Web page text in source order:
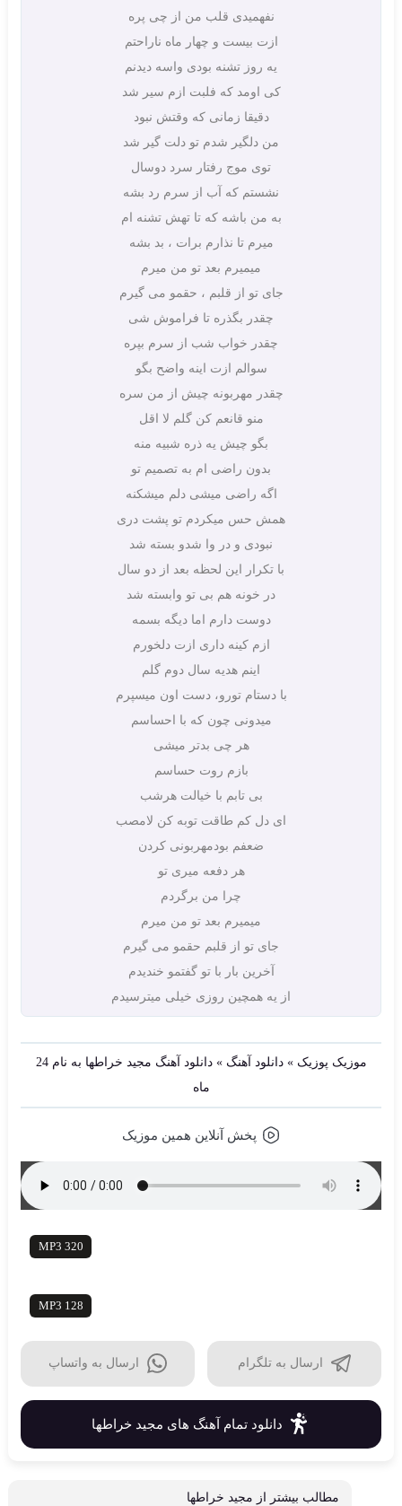
نفهمیدی قلب من از چی پره
ازت بیست و چهار ماه ناراحتم
یه روز تشنه بودی واسه دیدنم
کی اومد که فلبت ازم سیر شد
دقیقا زمانی که وقتش نبود
من دلگیر شدم تو دلت گیر شد
توی موج رفتار سرد دوسال
نشستم که آب از سرم رد بشه
به من باشه که تا تهش تشنه ام
میرم تا نذارم برات ، بد بشه
میمیرم بعد تو من میرم
جای تو از قلبم ، حقمو می گیرم
چقدر بگذره تا فراموش شی
چقدر خواب شب از سرم بپره
سوالم ازت اینه واضح بگو
چقدر مهربونه چیش از من سره
منو قانعم کن گلم لا اقل
بگو چیش یه ذره شبیه منه
بدون راضی ام به تصمیم تو
اگه راضی میشی دلم میشکنه
همش حس میکردم تو پشت دری
نبودی و در وا شدو بسته شد
با تکرار این لحظه بعد از دو سال
در خونه هم بی تو وابسته شد
دوست دارم اما دیگه بسمه
ازم کینه داری ازت دلخورم
اینم هدیه سال دوم گلم
با دستام تورو، دست اون میسپرم
میدونی چون که با احساسم
هر چی بدتر میشی
بازم روت حساسم
بی تابم با خیالت هرشب
ای دل کم طاقت توبه کن لامصب
ضعفم بودمهربونی کردن
هر دفعه میری تو
چرا من برگردم
میمیرم بعد تو من میرم
جای تو از قلبم حقمو می گیرم
آخرین بار با تو گفتمو خندیدم
از یه همچین روزی خیلی میترسیدم
موزیک پوزیک »دانلود آهنگ »
دانلود آهنگ مجید خراطها به نام 24
ماه
پخش آنلاین همین موزیک
MP3 320
MP3 128
ارسال به تلگرام ارسال به واتساپ
دانلود تمام آهنگ های مجید خراطها
مطالب بیشتر از مجید خراطها